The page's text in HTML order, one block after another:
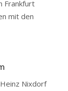
Frankfurt
mit den
Nixdorf